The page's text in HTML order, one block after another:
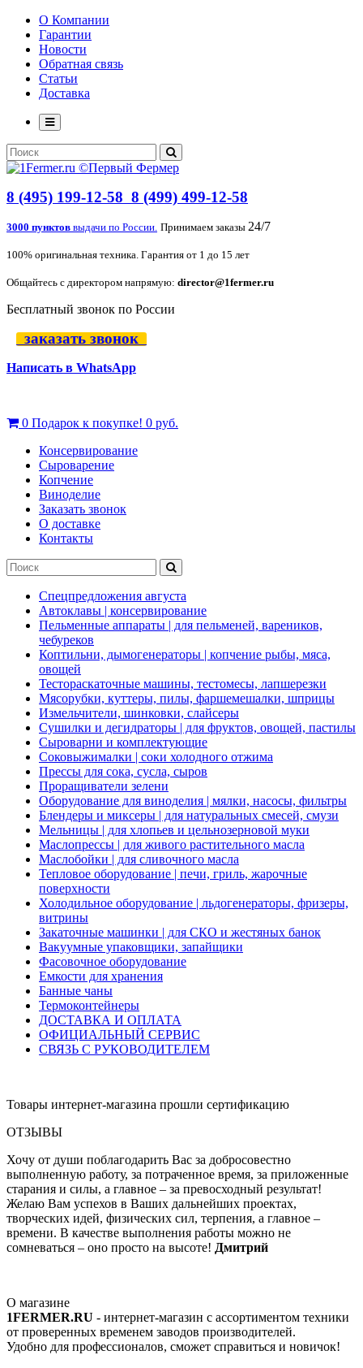
О Компании
Гарантии
Новости
Обратная связь
Статьи
Доставка
8 (495) 199-12-58 8 (499) 499-12-58
3000 пунктов выдачи по России. Принимаем заказы 24/7
100% оригинальная техника. Гарантия от 1 до 15 лет
Общайтесь с директором напрямую: director@1fermer.ru
Бесплатный звонок по России
заказать звонок
Написать в WhatsApp
0 Подарок к покупке! 0 руб.
Консервирование
Сыроварение
Копчение
Виноделие
Заказать звонок
О доставке
Контакты
Спецпредложения августа
Автоклавы | консервирование
Пельменные аппараты | для пельменей, вареников,
чебуреков
Коптильни, дымогенераторы | копчение рыбы, мяса,
овощей
Тестораскаточные машины, тестомесы, лапшерезки
Мясорубки, куттеры, пилы, фаршемешалки, шприцы
Измельчители, шинковки, слайсеры
Сушилки и дегидраторы | для фруктов, овощей, пастилы
Сыроварни и комплектующие
Соковыжималки | соки холодного отжима
Прессы для сока, сусла, сыров
Проращиватели зелени
Оборудование для виноделия | мялки, насосы, фильтры
Блендеры и миксеры | для натуральных смесей, смузи
Мельницы | для хлопьев и цельнозерновой муки
Маслопрессы | для живого растительного масла
Маслобойки | для сливочного масла
Тепловое оборудование | печи, гриль, жарочные
поверхности
Холодильное оборудование | льдогенераторы, фризеры,
витрины
Закаточные машинки | для СКО и жестяных банок
Вакуумные упаковщики, запайщики
Фасовочное оборудование
Емкости для хранения
Банные чаны
Термоконтейнеры
ДОСТАВКА И ОПЛАТА
ОФИЦИАЛЬНЫЙ СЕРВИС
СВЯЗЬ С РУКОВОДИТЕЛЕМ
Товары интернет-магазина прошли сертификацию
ОТЗЫВЫ
Хочу от души поблагодарить Вас за добросовестно
выполненную работу, за потраченное время, за приложенные
старания и силы, а главное – за превосходный результат!
Желаю Вам успехов в Ваших дальнейших проектах,
творческих идей, физических сил, терпения, а главное –
времени. В качестве выполнения работы можно не
сомневаться – оно просто на высоте! Дмитрий
О магазине
1FERMER.RU - интернет-магазин с ассортиментом техники
от проверенных временем заводов производителей.
Удобно для профессионалов, сможет справиться и новичок!